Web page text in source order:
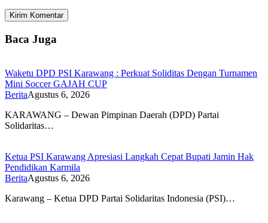
Baca Juga
Waketu DPD PSI Karawang : Perkuat Soliditas Dengan Turnamen
Mini Soccer GAJAH CUP
BeritaAgustus 6, 2026
KARAWANG – Dewan Pimpinan Daerah (DPD) Partai
Solidaritas…
Ketua PSI Karawang Apresiasi Langkah Cepat Bupati Jamin Hak
Pendidikan Karmila
BeritaAgustus 6, 2026
Karawang – Ketua DPD Partai Solidaritas Indonesia (PSI)…